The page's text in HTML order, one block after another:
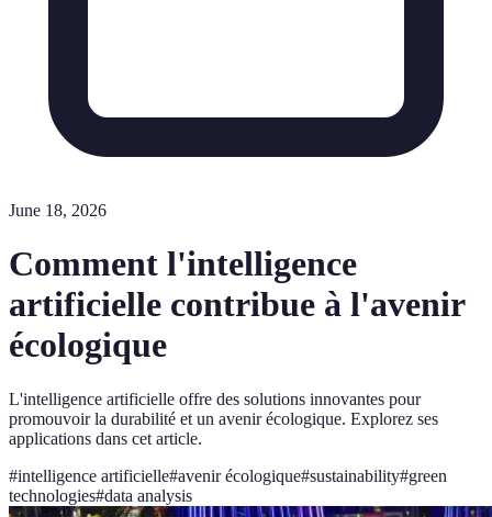
June 18, 2026
Comment l'intelligence
artificielle contribue à l'avenir
écologique
L'intelligence artificielle offre des solutions innovantes pour
promouvoir la durabilité et un avenir écologique. Explorez ses
applications dans cet article.
#intelligence artificielle#avenir écologique#sustainability#green
technologies#data analysis